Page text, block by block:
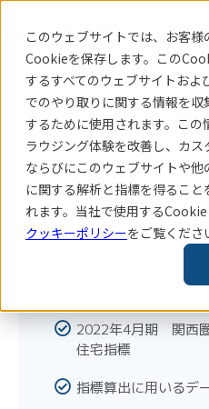
このウェブサイトでは、お客
Cookieを保存します。この
するすべてのウェブサイトおよ
でのやり取りに関する情報を
するために使用されます。この
ラウジング体験を改善し、カス
ならびにこのウェブサイトや他
に関する解析と指標を得るこ
れます。当社で使用するCookie
クッキーポリシーをご覧くださ
賃貸住宅指
サー
導入
お知
コラム・
企業
TAS-MAP
首都圏版・関西圏
2022
2022年4月期 1都3
2022年4月期 関西
住宅指標
指標算出に用いるデ